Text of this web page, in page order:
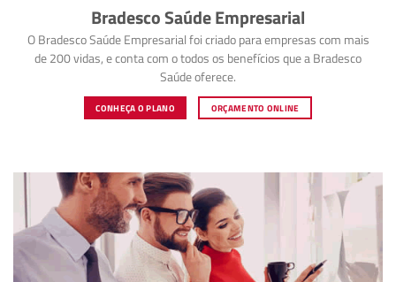
Bradesco Saúde Empresarial
O Bradesco Saúde Empresarial foi criado para empresas com mais
de 200 vidas, e conta com o todos os benefícios que a Bradesco
Saúde oferece.
CONHEÇA O PLANO ORÇAMENTO ONLINE